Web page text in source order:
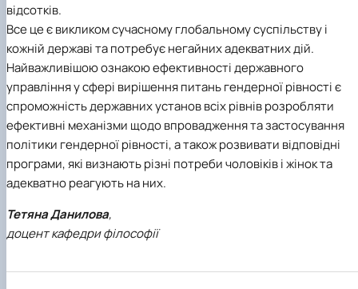
відсотків.
Все це є викликом сучасному глобальному суспільству і
кожній державі та потребує негайних адекватних дій.
Найважливішою ознакою ефективності державного
управління у сфері вирішення питань гендерної рівності є
спроможність державних установ всіх рівнів розробляти
ефективні механізми щодо впровадження та застосування
політики гендерної рівності, а також розвивати відповідні
програми, які визнають різні потреби чоловіків і жінок та
адекватно реагують на них.
Тетяна Данилова,
доцент кафедри філософії